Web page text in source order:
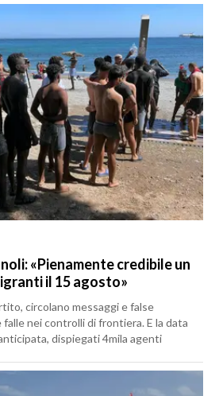
«Pienamente credibile un
il 15 agosto»
circolano messaggi e false
nei controlli di frontiera. E la data
dispiegati 4mila agenti